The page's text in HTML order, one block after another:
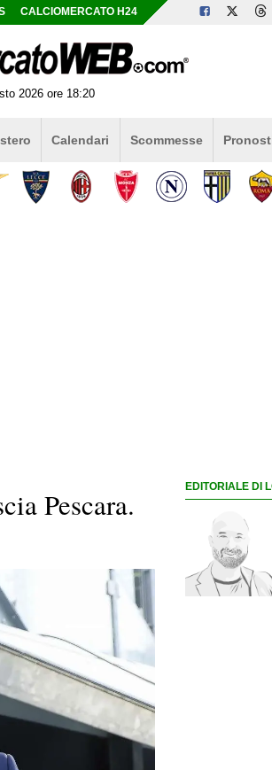
CALCIOMERCATO H24
2026 ore 18:20
Calendari Scommesse
Pescara.
EDITORIALE DI